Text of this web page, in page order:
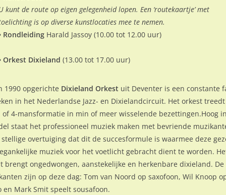
kunt de route op eigen gelegenheid lopen. Een ‘routekaartje’ met
is op diverse kunstlocaties mee te nemen.
Rondleiding Harald Jassoy (10.00 tot 12.00 uur)
Orkest Dixieland(13.00 tot 17.00 uur)
1990 opgerichte Dixieland Orkest uit Deventer is een constante
in het Nederlandse Jazz- en Dixielandcircuit. Het orkest
of 4-mansformatie in min of meer wisselende bezettingen.Hoog
staat het professioneel muziek maken met bevriende
overtuiging dat dit de succesformule is waarmee deze
muziek voor het voetlicht gebracht dient te worden.
brengt ongedwongen, aanstekelijke en herkenbare dixieland. De
zijn op deze dag: Tom van Noord op saxofoon, Wil Knoop
en Mark Smit speelt sousafoon.